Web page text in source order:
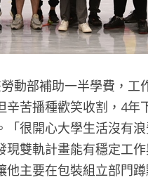
動部補助一半學費，
苦播種歡笑收割，4
很開心大學生活沒有
雙軌計畫能有穩定工
主要在包裝組立部門